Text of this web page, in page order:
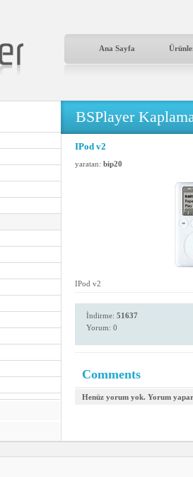
Ana Sayfa
BSPlayer
IPod v2
yaratan: bip20
IPod v2
İndirme: 51637
Yorum: 0
Comments
Henüz yorum yok. Yorum